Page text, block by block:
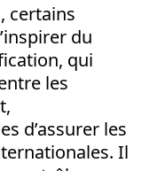
certains
du
qui
les
d’assurer les
Il